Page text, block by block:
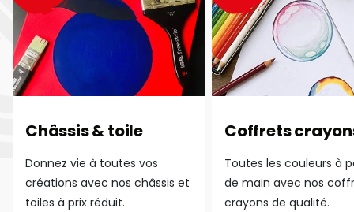
Châssis & toile
Donnez vie à toutes vos
créations avec nos châssis et
toiles à prix réduit.
Coffrets
Toutes les couleurs à
de main avec nos
crayons de qualité.